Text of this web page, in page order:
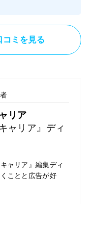
がら決めること
たカリキュラム
１番良かったと
コミを見る
リア
ャリア』ディ
ャリア』編集ディ
ことと広告が好